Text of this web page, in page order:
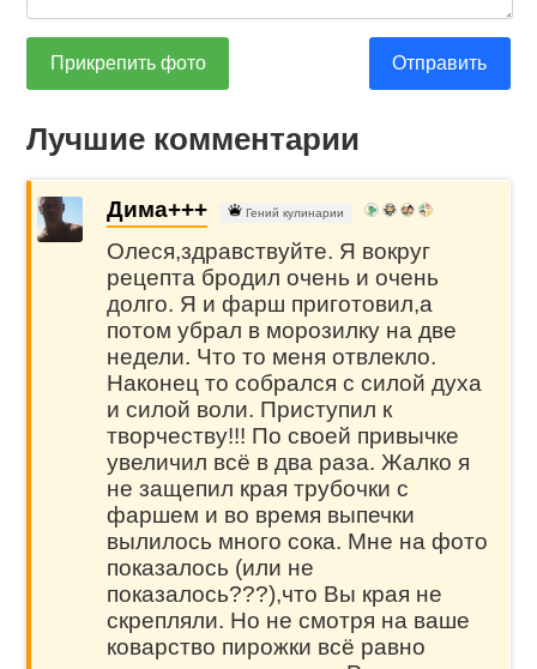
Прикрепить фото Отправить
Лучшие комментарии
Дима+++ Гений кулинарии
Олеся,здравствуйте. Я вокруг
рецепта бродил очень и очень
долго. Я и фарш приготовил,а
потом убрал в морозилку на две
недели. Что то меня отвлекло.
Наконец то собрался с силой духа
и силой воли. Приступил к
творчеству!!! По своей привычке
увеличил всё в два раза. Жалко я
не защепил края трубочки с
фаршем и во время выпечки
вылилось много сока. Мне на фото
показалось (или не
показалось???),что Вы края не
скрепляли. Но не смотря на ваше
коварство пирожки всё равно